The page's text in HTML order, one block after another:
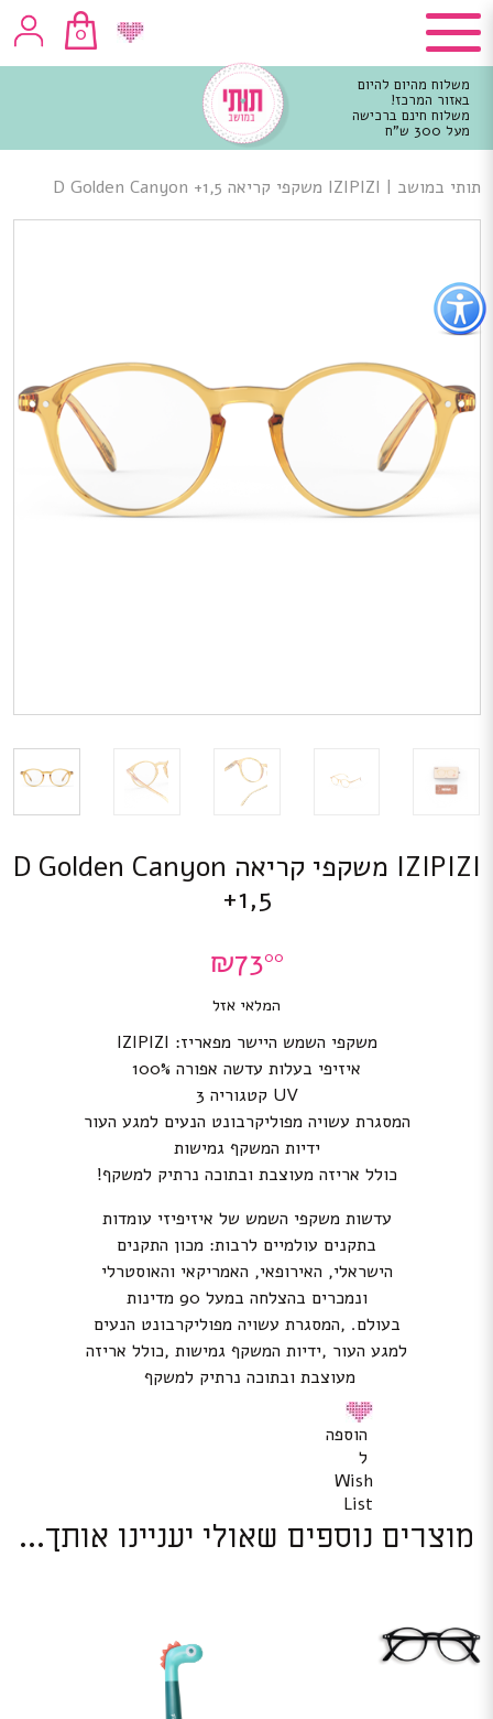
כפתור
לפתיחת
תפריט
נגישות
0
משלוח מהיום להיום
באזור המרכז!
משלוח חינם ברכישה
מעל 300 ש"ח
מרכזי
תותי במושב | IZIPIZI משקפי קריאה D Golden Canyon +1,5
IZIPIZI משקפי קריאה D Golden Canyon
+1,5
₪7300
המלאי אזל
משקפי השמש היישר מפאריז: IZIPIZI
איזיפי בעלות עדשה אפורה 100%
UV קטגוריה 3
המסגרת עשויה מפוליקרבונט הנעים למגע העור
ידיות המשקף גמישות
כולל אריזה מעוצבת ובתוכה נרתיק למשקף!
עדשות משקפי השמש של איזיפיזי עומדות
בתקנים עולמיים לרבות: מכון התקנים
הישראלי, האירופאי, האמריקאי והאוסטרלי
ונמכרים בהצלחה במעל 90 מדינות
בעולם. ,המסגרת עשויה מפוליקרבונט הנעים
למגע העור ,ידיות המשקף גמישות ,כולל אריזה
מעוצבת ובתוכה נרתיק למשקף
הוספה
ל
Wish
List
מוצרים נוספים שאולי יעניינו אותך...